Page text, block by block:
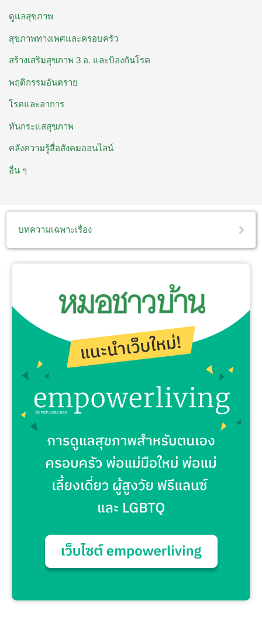
ดูแลสุขภาพ
สุขภาพทางเพศและครอบครัว
สร้างเสริมสุขภาพ 3 อ. ​และป้องกันโรค
พฤติกรรมอันตราย
โรคและอาการ
ทันกระแสสุขภาพ
คลังความรู้สื่อสังคมออนไลน์
อื่น ๆ
บทความเฉพาะเรื่อง